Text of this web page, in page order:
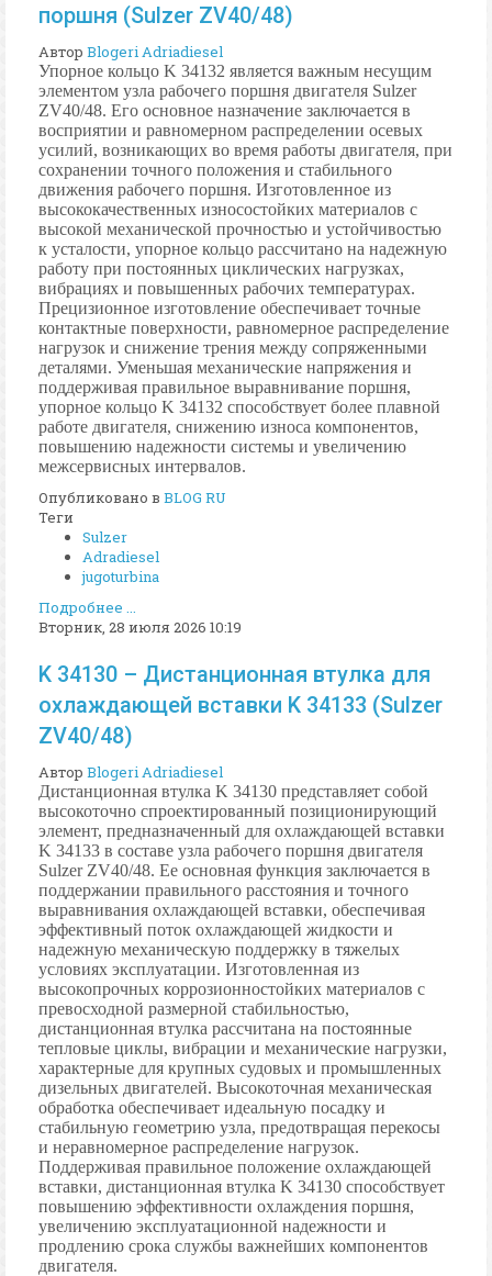
поршня (Sulzer ZV40/48)
Автор Blogeri Adriadiesel
Упорное кольцо K 34132 является важным несущим
элементом узла рабочего поршня двигателя Sulzer
ZV40/48. Его основное назначение заключается в
восприятии и равномерном распределении осевых
усилий, возникающих во время работы двигателя, при
сохранении точного положения и стабильного
движения рабочего поршня. Изготовленное из
высококачественных износостойких материалов с
высокой механической прочностью и устойчивостью
к усталости, упорное кольцо рассчитано на надежную
работу при постоянных циклических нагрузках,
вибрациях и повышенных рабочих температурах.
Прецизионное изготовление обеспечивает точные
контактные поверхности, равномерное распределение
нагрузок и снижение трения между сопряженными
деталями. Уменьшая механические напряжения и
поддерживая правильное выравнивание поршня,
упорное кольцо K 34132 способствует более плавной
работе двигателя, снижению износа компонентов,
повышению надежности системы и увеличению
межсервисных интервалов.
Опубликовано в BLOG RU
Теги
Sulzer
Adradiesel
jugoturbina
Подробнее ...
Вторник, 28 июля 2026 10:19
K 34130 – Дистанционная втулка для
охлаждающей вставки K 34133 (Sulzer
ZV40/48)
Автор Blogeri Adriadiesel
Дистанционная втулка K 34130 представляет собой
высокоточно спроектированный позиционирующий
элемент, предназначенный для охлаждающей вставки
K 34133 в составе узла рабочего поршня двигателя
Sulzer ZV40/48. Ее основная функция заключается в
поддержании правильного расстояния и точного
выравнивания охлаждающей вставки, обеспечивая
эффективный поток охлаждающей жидкости и
надежную механическую поддержку в тяжелых
условиях эксплуатации. Изготовленная из
высокопрочных коррозионностойких материалов с
превосходной размерной стабильностью,
дистанционная втулка рассчитана на постоянные
тепловые циклы, вибрации и механические нагрузки,
характерные для крупных судовых и промышленных
дизельных двигателей. Высокоточная механическая
обработка обеспечивает идеальную посадку и
стабильную геометрию узла, предотвращая перекосы
и неравномерное распределение нагрузок.
Поддерживая правильное положение охлаждающей
вставки, дистанционная втулка K 34130 способствует
повышению эффективности охлаждения поршня,
увеличению эксплуатационной надежности и
продлению срока службы важнейших компонентов
двигателя.